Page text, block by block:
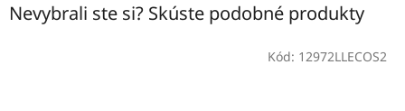
Nevybrali ste si? Skúste podobné produkty
Kód: 12972LLECOS2